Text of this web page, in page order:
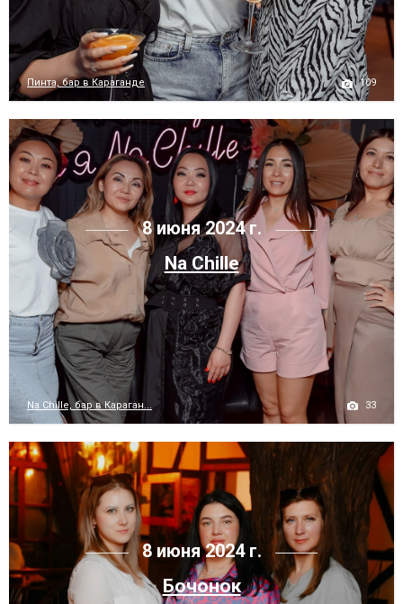
Пинта, бар в Караганде 109
8 июня 2024 г.
Na Chille
Na Chille, бар в Караган... 33
8 июня 2024 г.
Бочонок